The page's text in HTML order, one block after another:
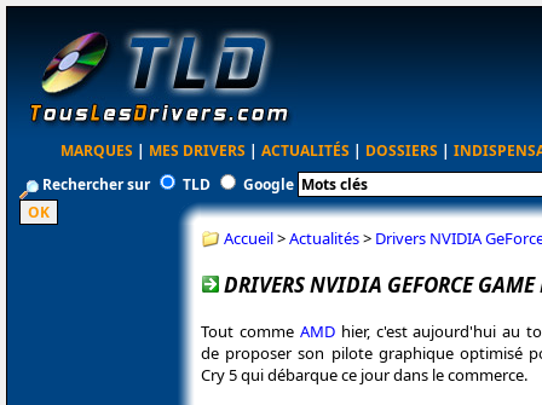
MARQUES | MES DRIVERS | ACTUALITÉS | DOSSIERS |
Rechercher sur
TLD Google
Accueil>Actualités> Drivers NVIDIA
DRIVERS NVIDIA GEFORCE
Tout comme AMDhier, c'est aujourd'hui au
de proposer son pilote graphique optimisé
Cry 5 qui débarque ce jour dans le commerce.